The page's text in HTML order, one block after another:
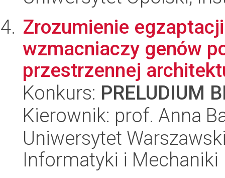
Zrozumienie
wzmacniaczy genów
przestrzennej
Konkurs: PRELUDIUM
Kierownik: prof. Anna
Uniwersytet
Informatyki i Mechaniki